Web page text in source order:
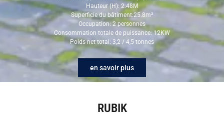
Hauteur (H): 2.48M
Superficie du bâtiment:25.8m²
Occupation: 2 personnes
Consommation totale de puissance: 12KW
Poids net total: 3,2 / 4,5 tonnes
en savoir plus
RUBIK